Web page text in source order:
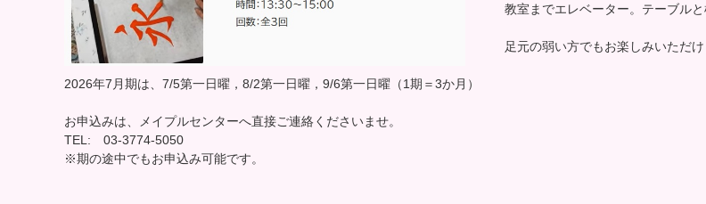
教室までエレベーター。テーブルと
足元の弱い方でもお楽しみいただけ
2026年7月期は、7/5第一日曜，8/2第一日曜，9/6第一日曜（1期＝3か月）
お申込みは、メイプルセンターへ直接ご連絡くださいませ。
TEL: 03-3774-5050
※期の途中でもお申込み可能です。